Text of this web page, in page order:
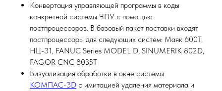
Конвертация управляющей программы в коды
конкретной системы ЧПУ с помощью
постпроцессоров. В базовый пакет поставки входят
постпроцессоры для следующих систем: Маяк 600Т,
НЦ-31, FANUC Series MODEL D, SINUMERIK 802D,
FAGOR CNC 8035T
Визуализация обработки в окне системы
КОМПАС-3D с имитацией удаления материала и